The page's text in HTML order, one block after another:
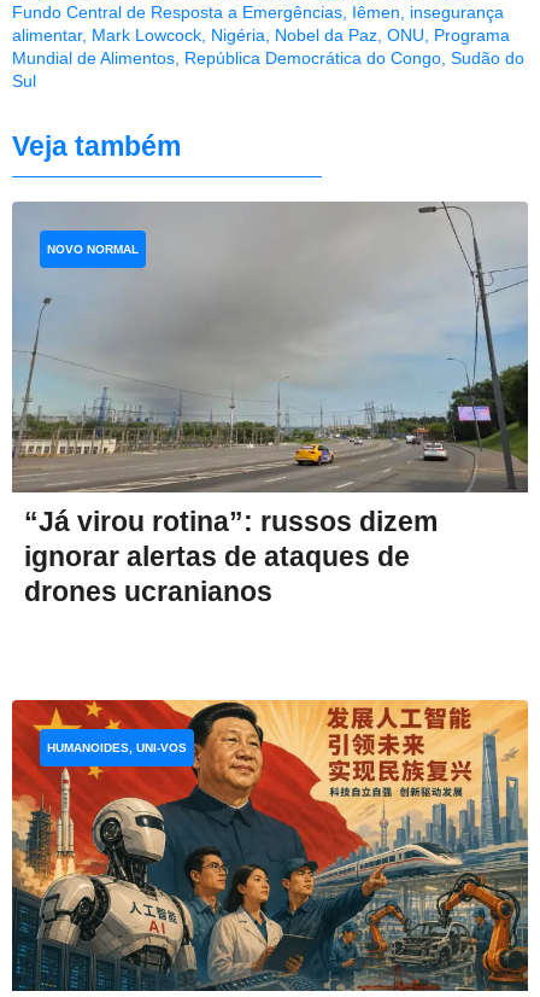
Fundo Central de Resposta a Emergências Iêmen
insegurança
alimentar, Mark Lowcock Nigéria Nobel da Paz ONU
Programa
Mundial de Alimentos República Democrática do Congo Sudão do
Sul
Veja também
“Já virou rotina”: russos dizem
ignorar alertas de ataques de
drones ucranianos
NOVO NORMAL
HUMANOIDES, UNI-VOS